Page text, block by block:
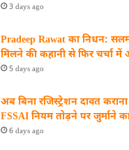
3 days ago
Pradeep Rawat का निधन:
मिलने की कहानी से फिर चर्चा
5 days ago
अब बिना रजिस्ट्रेशन दावत
FSSAI नियम तोड़ने पर जुर्माने
6 days ago